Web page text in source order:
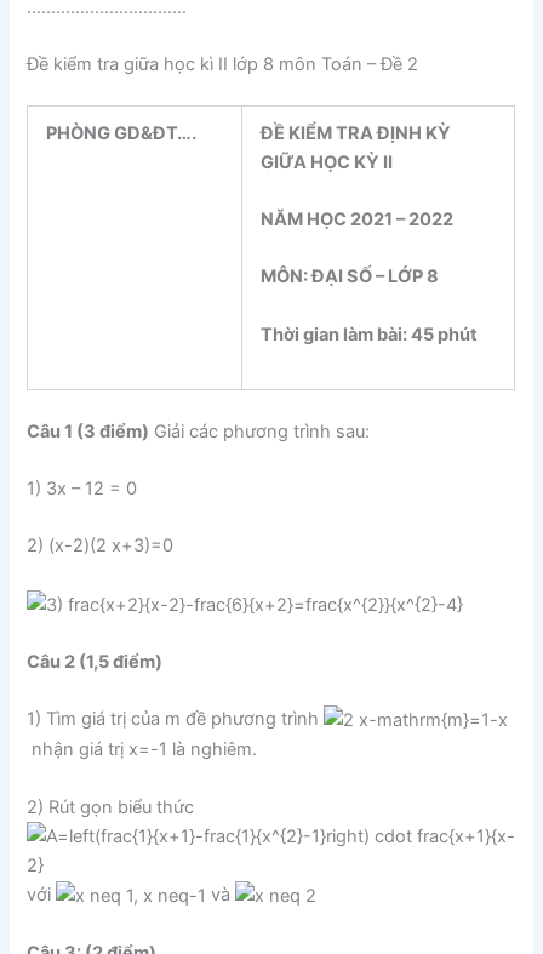
……………………………
Đề kiểm tra giữa học kì II lớp 8 môn Toán – Đề 2
PHÒNG GD&ĐT….
ĐỀ KIỂM TRA ĐỊNH KỲ
GIỮA HỌC KỲ II
NĂM HỌC 2021– 2022
MÔN: ĐẠI SỐ –LỚP 8
Thời gian làm bài: 45 phút
Câu 1 (3 điểm) Giải các phương trình sau:
1) 3x – 12 = 0
2) (x-2)(2 x+3)=0
Câu 2 (1,5 điểm)
1) Tìm giá trị của m đề phương trình
nhận giá trị x=-1 là nghiêm.
2) Rút gọn biểu thức
với và